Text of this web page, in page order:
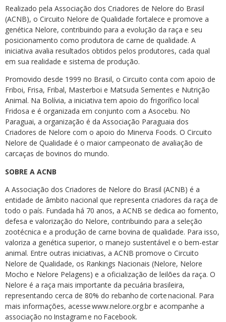
Realizado pela Associação dos Criadores de Nelore do Brasil
(ACNB), o Circuito Nelore de Qualidade fortalece e promove a
genética Nelore, contribuindo para a evolução da raça e seu
posicionamento como produtora de carne de qualidade. A
iniciativa avalia resultados obtidos pelos produtores, cada qual
em sua realidade e sistema de produção.
Promovido desde 1999 no Brasil, o Circuito conta com apoio de
Friboi, Frisa, Fribal, Masterboi e Matsuda Sementes e Nutrição
Animal. Na Bolívia, a iniciativa tem apoio do frigorífico local
Fridosa e é organizada em conjunto com a Asocebu. No
Paraguai, a organização é da Associação Paraguaia dos
Criadores de Nelore com o apoio do Minerva Foods. O Circuito
Nelore de Qualidade é o maior campeonato de avaliação de
carcaças de bovinos do mundo.
SOBRE A ACNB
A Associação dos Criadores de Nelore do Brasil (ACNB) é a
entidade de âmbito nacional que representa criadores da raça de
todo o país. Fundada há 70 anos, a ACNB se dedica ao fomento,
defesa e valorização do Nelore, contribuindo para a seleção
zootécnica e a produção de carne bovina de qualidade. Para isso,
valoriza a genética superior, o manejo sustentável e o bem-estar
animal. Entre outras iniciativas, a ACNB promove o Circuito
Nelore de Qualidade, os Rankings Nacionais (Nelore, Nelore
Mocho e Nelore Pelagens) e a oficialização de leilões da raça. O
Nelore é a raça mais importante da pecuária brasileira,
representando cerca de 80% do rebanho de corte nacional. Para
mais informações, acesse www.nelore.org.br e acompanhe a
associação no Instagram e no Facebook.